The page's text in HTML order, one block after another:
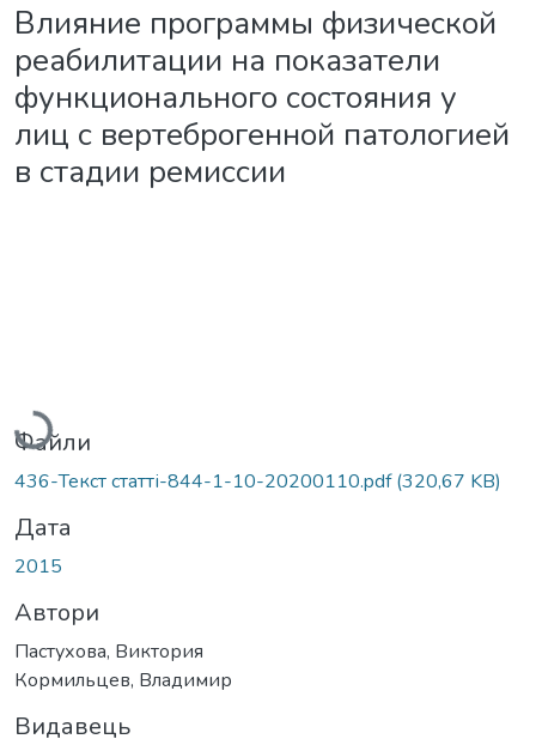
Влияние программы физической
реабилитации на показатели
функционального состояния у
лиц с вертеброгенной патологией
в стадии ремиссии
Вантажиться...
Файли
436-Текст статті-844-1-10-20200110.pdf(320,67 KB)
Дата
2015
Автори
Пастухова, Виктория
Кормильцев, Владимир
Видавець